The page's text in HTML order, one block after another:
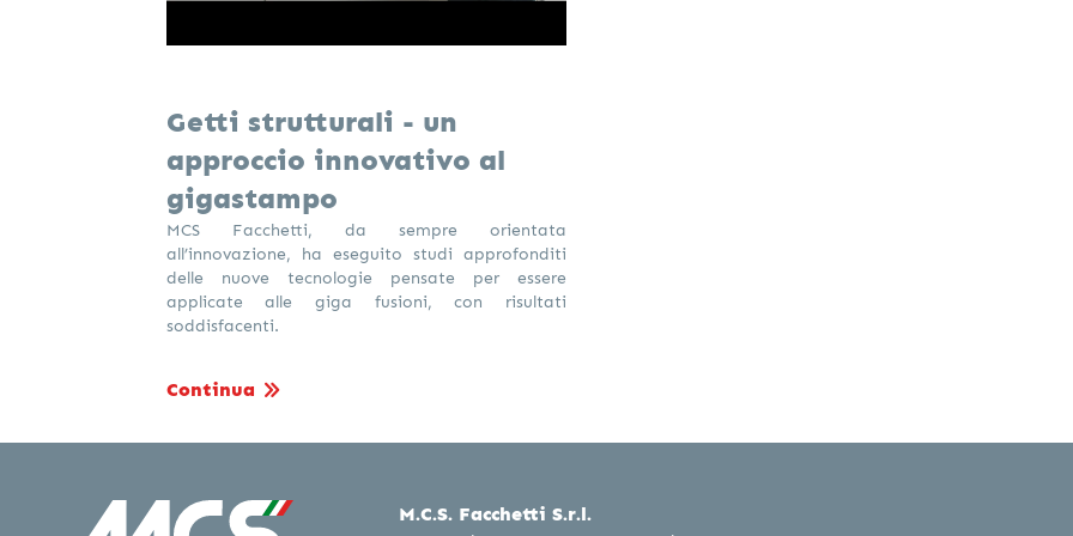
Getti strutturali - un
approccio innovativo al
gigastampo
MCS Facchetti, da sempre orientata
all’innovazione, ha eseguito studi approfonditi
delle nuove tecnologie pensate per essere
applicate alle giga fusioni, con risultati
soddisfacenti.
Continua
M.C.S. Facchetti S.r.l.